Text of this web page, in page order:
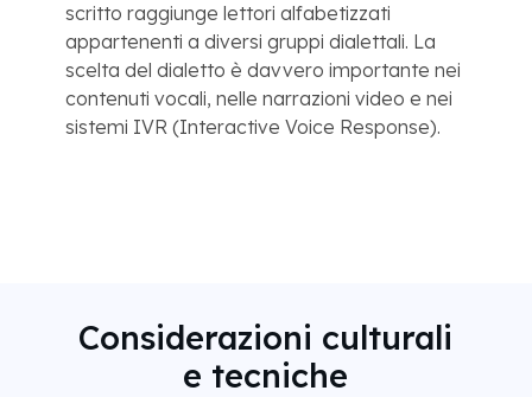
scritto raggiunge lettori alfabetizzati
appartenenti a diversi gruppi dialettali. La
scelta del dialetto è davvero importante nei
contenuti vocali, nelle narrazioni video e nei
sistemi IVR (Interactive Voice Response).
Considerazioni culturali
e tecniche